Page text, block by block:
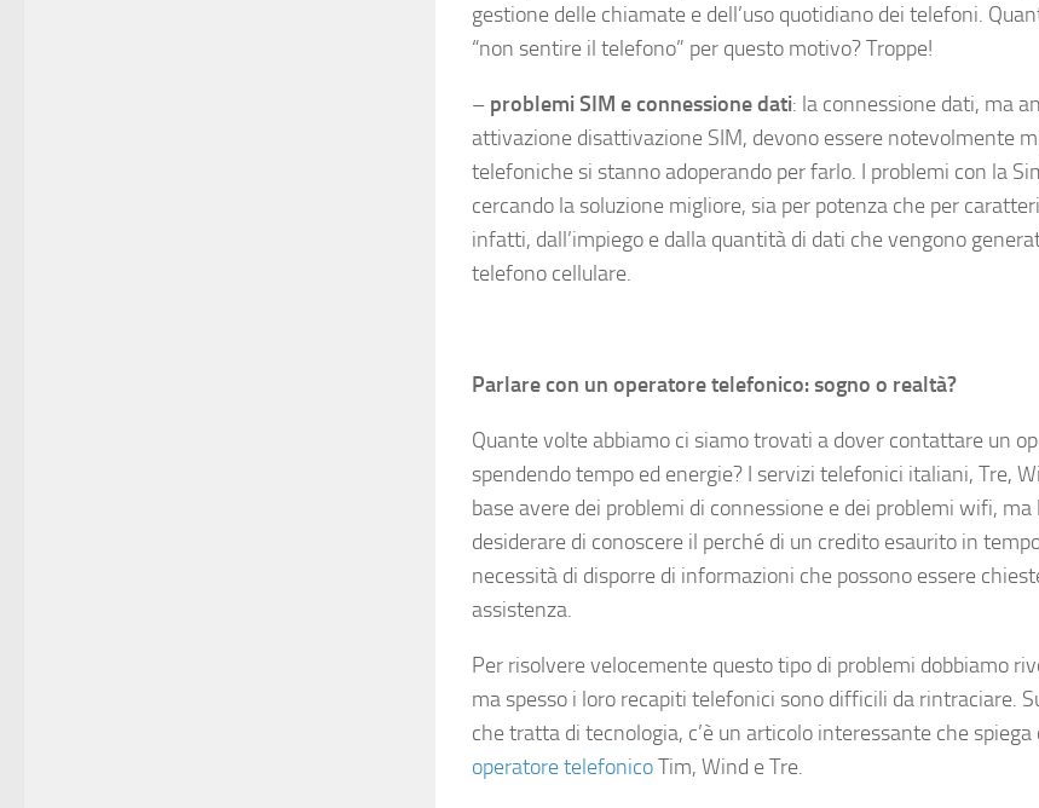
gestione delle chiamate e dell’uso quotidiano dei telefoni.
“non sentire il telefono” per questo motivo? Troppe!
– problemi SIM e connessione dati: la connessione dati, ma
attivazione disattivazione SIM, devono essere notevolmente
telefoniche si stanno adoperando per farlo. I problemi con la
cercando la soluzione migliore, sia per potenza che per
infatti, dall’impiego e dalla quantità di dati che vengono
telefono cellulare.
Parlare con un operatore telefonico: sogno o realtà?
Quante volte abbiamo ci siamo trovati a dover contattare un
spendendo tempo ed energie? I servizi telefonici italiani, Tre,
base avere dei problemi di connessione e dei problemi wifi, ma
desiderare di conoscere il perché di un credito esaurito in
necessità di disporre di informazioni che possono essere
assistenza.
Per risolvere velocemente questo tipo di problemi dobbiamo
ma spesso i loro recapiti telefonici sono difficili da rintraciare.
che tratta di tecnologia, c’è un articolo interessante che spiega
operatore telefonicoTim, Wind e Tre.